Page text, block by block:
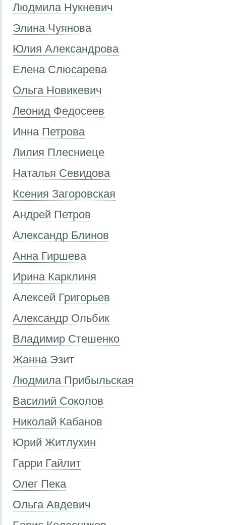
Людмила Нукневич
Элина Чуянова
Юлия Александрова
Елена Слюсарева
Ольга Новикевич
Леонид Федосеев
Инна Петрова
Лилия Плесниеце
Наталья Севидова
Ксения Загоровская
Андрей Петров
Александр Блинов
Анна Гиршева
Ирина Карклиня
Алексей Григорьев
Александр Ольбик
Владимир Стешенко
Жанна Эзит
Людмила Прибыльская
Василий Соколов
Николай Кабанов
Юрий Житлухин
Гарри Гайлит
Олег Пека
Ольга Авдевич